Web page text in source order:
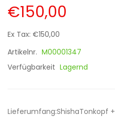
€150,00
Ex Tax: €150,00
Artikelnr. M00001347
Verfügbarkeit Lagernd
Lieferumfang:ShishaTonkopf +